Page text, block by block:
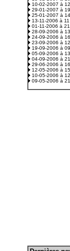
10-02-2007 à
29-01-2007 à
25-01-2007 à
13-11-2006 à
01-11-2006 à
28-09-2006 à
24-09-2006 à
23-09-2006 à
19-09-2006 à
05-09-2006 à
04-09-2006 à
29-06-2006 à
12-05-2006 à
10-05-2006 à
09-05-2006 à